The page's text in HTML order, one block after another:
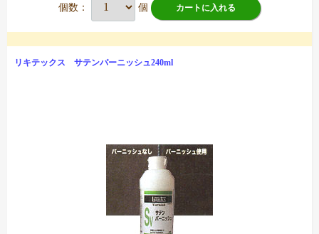
個数： 個 カートに入れる
リキテックス サテンバーニッシュ240ml